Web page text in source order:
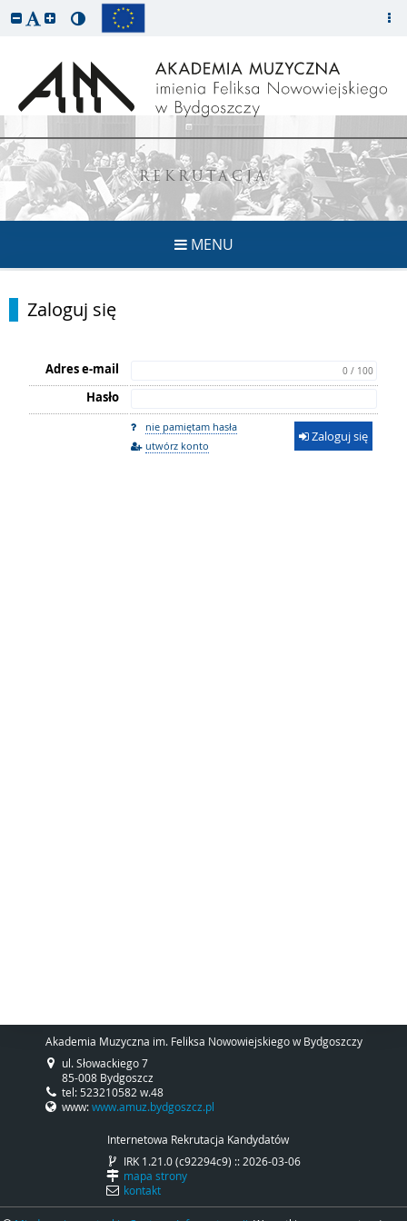
REKRUTACJA
MENU
Zaloguj się
Adres e-mail 0 / 100
Hasło
nie pamiętam hasła
utwórz konto
Zaloguj się
Akademia Muzyczna im. Feliksa Nowowiejskiego w Bydgoszczy
ul. Słowackiego 7
85-008 Bydgoszcz
tel: 523210582 w.48
www:www.amuz.bydgoszcz.pl
Internetowa Rekrutacja Kandydatów
IRK 1.21.0 (c92294c9) :: 2026-03-06
mapa strony
kontakt